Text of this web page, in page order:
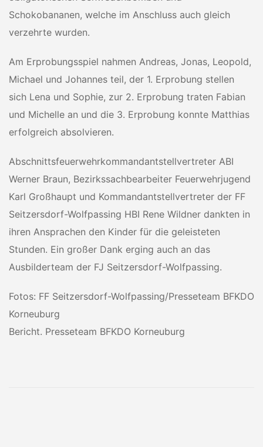
Schokobananen, welche im Anschluss auch gleich
verzehrte wurden.
Am Erprobungsspiel nahmen Andreas, Jonas, Leopold,
Michael und Johannes teil, der 1. Erprobung stellen
sich Lena und Sophie, zur 2. Erprobung traten Fabian
und Michelle an und die 3. Erprobung konnte Matthias
erfolgreich absolvieren.
Abschnittsfeuerwehrkommandantstellvertreter ABI
Werner Braun, Bezirkssachbearbeiter Feuerwehrjugend
Karl Großhaupt und Kommandantstellvertreter der FF
Seitzersdorf-Wolfpassing HBI Rene Wildner dankten in
ihren Ansprachen den Kinder für die geleisteten
Stunden. Ein großer Dank erging auch an das
Ausbilderteam der FJ Seitzersdorf-Wolfpassing.
Fotos: FF Seitzersdorf-Wolfpassing/Presseteam BFKDO
Korneuburg
Bericht. Presseteam BFKDO Korneuburg